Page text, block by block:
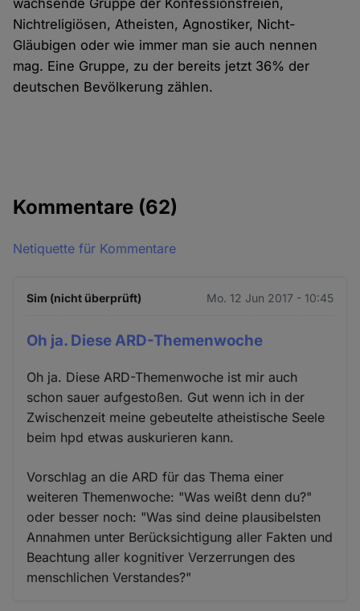
wachsende Gruppe der Konfessionsfreien,
Nichtreligiösen, Atheisten, Agnostiker, Nicht-
Gläubigen oder wie immer man sie auch nennen
mag. Eine Gruppe, zu der bereits jetzt 36% der
deutschen Bevölkerung zählen.
Kommentare (62)
Netiquette für Kommentare
Sim (nicht überprüft) Mo. 12 Jun 2017 - 10:45
Oh ja. Diese ARD-Themenwoche
Oh ja. Diese ARD-Themenwoche ist mir auch
schon sauer aufgestoßen. Gut wenn ich in der
Zwischenzeit meine gebeutelte atheistische Seele
beim hpd etwas auskurieren kann.
Vorschlag an die ARD für das Thema einer
weiteren Themenwoche: "Was weißt denn du?"
oder besser noch: "Was sind deine plausibelsten
Annahmen unter Berücksichtigung aller Fakten und
Beachtung aller kognitiver Verzerrungen des
menschlichen Verstandes?"